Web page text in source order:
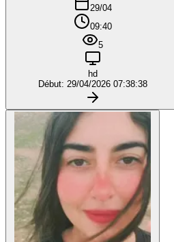
29/04
09:40
5
hd
Début: 29/04/2026 07:38:38